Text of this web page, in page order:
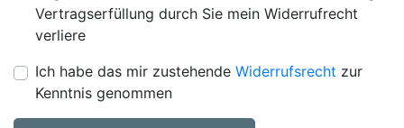
Vertragserfüllung durch Sie mein Widerrufrecht
verliere
Ich habe das mir zustehende Widerrufsrecht zur
Kenntnis genommen